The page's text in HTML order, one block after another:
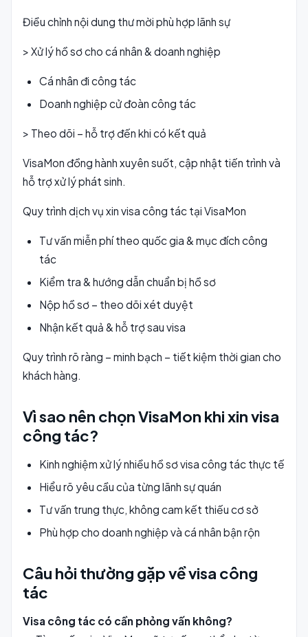
Điều chỉnh nội dung thư mời phù hợp lãnh sự
> Xử lý hồ sơ cho cá nhân & doanh nghiệp
Cá nhân đi công tác
Doanh nghiệp cử đoàn công tác
> Theo dõi – hỗ trợ đến khi có kết quả
VisaMon đồng hành xuyên suốt, cập nhật tiến trình và
hỗ trợ xử lý phát sinh.
Quy trình dịch vụ xin visa công tác tại VisaMon
Tư vấn miễn phí theo quốc gia & mục đích công
tác
Kiểm tra & hướng dẫn chuẩn bị hồ sơ
Nộp hồ sơ – theo dõi xét duyệt
Nhận kết quả & hỗ trợ sau visa
Quy trình rõ ràng – minh bạch – tiết kiệm thời gian cho
khách hàng.
Vì sao nên chọn VisaMon khi xin visa
công tác?
Kinh nghiệm xử lý nhiều hồ sơ visa công tác thực tế
Hiểu rõ yêu cầu của từng lãnh sự quán
Tư vấn trung thực, không cam kết thiếu cơ sở
Phù hợp cho doanh nghiệp và cá nhân bận rộn
Câu hỏi thường gặp về visa công
tác
Visa công tác có cần phỏng vấn không?